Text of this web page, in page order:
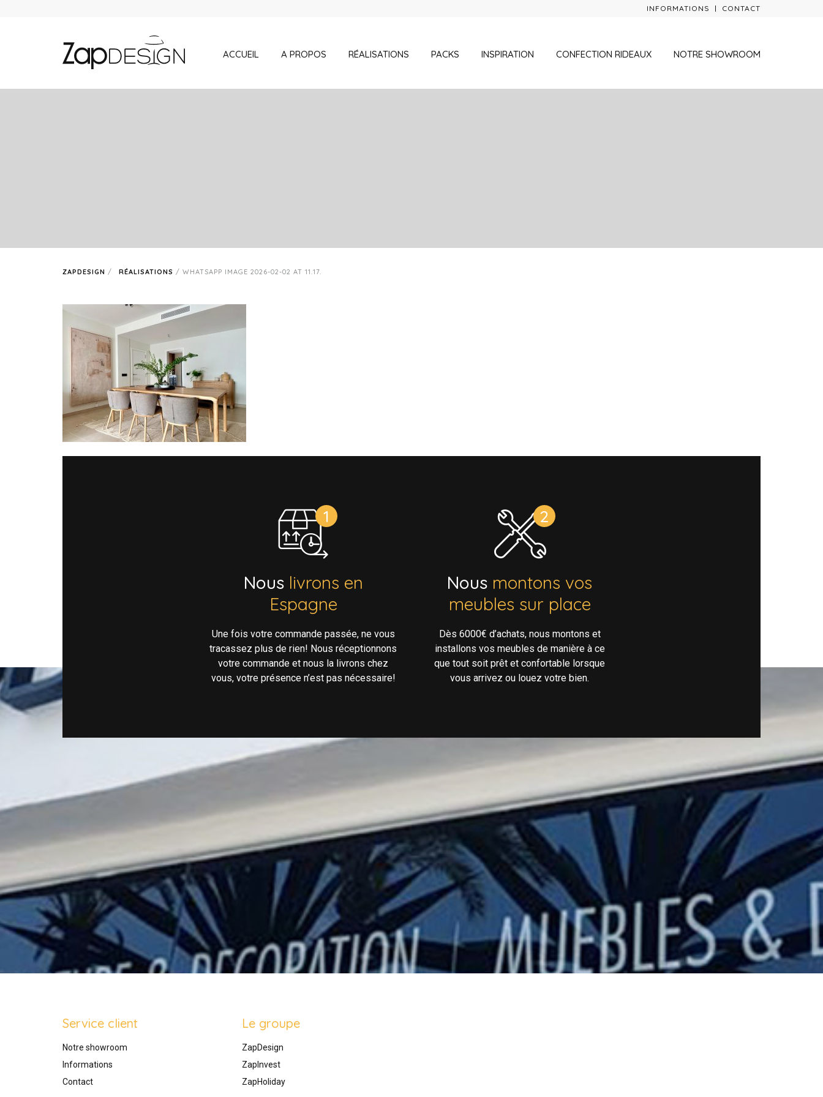
INFORMATIONS CONTACT
ACCUEIL A PROPOS RÉALISATIONS PACKS INSPIRATION CONFECTION RIDEAUX NOTRE SHOWROOM
ZAPDESIGN / RÉALISATIONS / WHATSAPP IMAGE 2026-02-02 AT 11.17.
Nous livrons en
Espagne
Une fois votre commande passée, ne vous
tracassez plus de rien! Nous réceptionnons
votre commande et nous la livrons chez
vous, votre présence n’est pas nécessaire!
Nous montons vos
meubles sur place
Dès 6000€ d’achats, nous montons et
installons vos meubles de manière à ce
que tout soit prêt et confortable lorsque
vous arrivez ou louez votre bien.
Service client
Notre showroom
Informations
Contact
Le groupe
ZapDesign
ZapInvest
ZapHoliday